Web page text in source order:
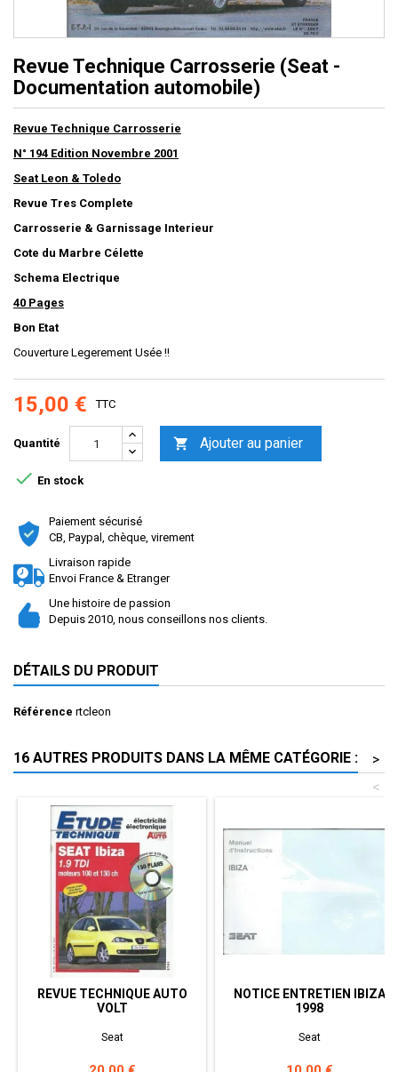
Revue Technique Carrosserie (Seat -
Documentation automobile)
Revue Technique Carrosserie
N° 194 Edition Novembre 2001
Seat Leon & Toledo
Revue Tres Complete
Carrosserie & Garnissage Interieur
Cote du Marbre Célette
Schema Electrique
40 Pages
Bon Etat
Couverture Legerement Usée !!
15,00 € TTC
Quantité  Ajouter au panier
 En stock
Paiement sécurisé
CB, Paypal, chèque, virement
Livraison rapide
Envoi France & Etranger
Une histoire de passion
Depuis 2010, nous conseillons nos clients.
DÉTAILS DU PRODUIT
Référence rtcleon
16 AUTRES PRODUITS DANS LA MÊME CATÉGORIE :
>
<
REVUE TECHNIQUE AUTO
VOLT
Seat
NOTICE ENTRETIEN IBIZA
1998
Seat